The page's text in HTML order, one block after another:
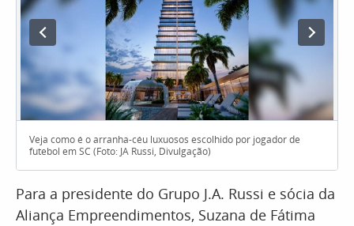
Veja como é o arranha-céu luxuosos escolhido por jogador de
futebol em SC (Foto: JA Russi, Divulgação)
Para a presidente do Grupo J.A. Russi e sócia da
Aliança Empreendimentos, Suzana de Fátima